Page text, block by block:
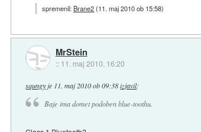
spremenil:Brane2(11. maj 2010 ob 15:58)
MrStein
:: 11. maj 2010, 16:20
squngyje 11. maj 2010 ob 09:38 izjavil:
Baje ima domet podoben blue-toothu.